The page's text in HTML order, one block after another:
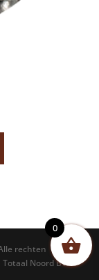
rechten
Noord BV
0